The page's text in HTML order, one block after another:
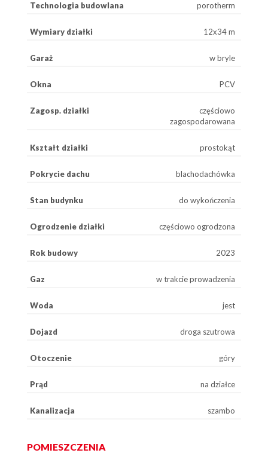
Technologia budowlana porotherm
Wymiary działki 12x34 m
Garaż w bryle
Okna PCV
Zagosp. działki
częściowo
zagospodarowana
Kształt działki prostokąt
Pokrycie dachu blachodachówka
Stan budynku do wykończenia
Ogrodzenie działki częściowo ogrodzona
Rok budowy 2023
Gaz w trakcie prowadzenia
Woda jest
Dojazd droga szutrowa
Otoczenie góry
Prąd na działce
Kanalizacja szambo
POMIESZCZENIA